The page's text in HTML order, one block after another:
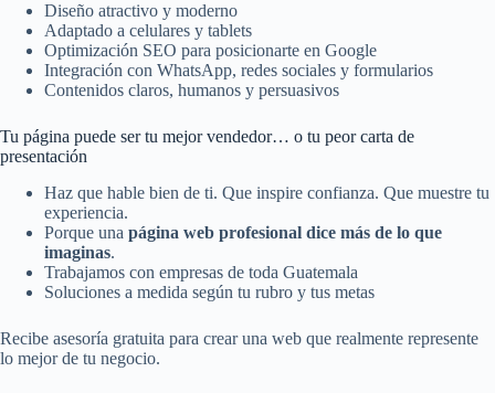
Diseño atractivo y moderno
Adaptado a celulares y tablets
Optimización SEO para posicionarte en Google
Integración con WhatsApp, redes sociales y formularios
Contenidos claros, humanos y persuasivos
Tu página puede ser tu mejor vendedor… o tu peor carta de
presentación
Haz que hable bien de ti. Que inspire confianza. Que muestre tu
experiencia.
Porque una página web profesional dice más de lo que
imaginas.
Trabajamos con empresas de toda Guatemala
Soluciones a medida según tu rubro y tus metas
Recibe asesoría gratuita para crear una web que realmente represente
lo mejor de tu negocio.